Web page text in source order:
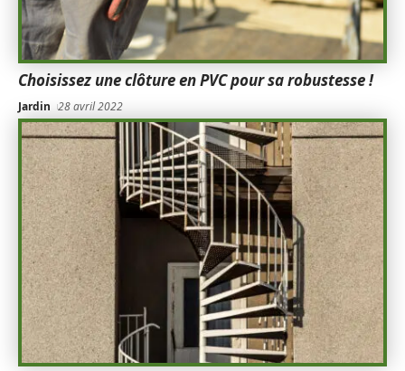
Choisissez une clôture en PVC pour sa robustesse !
Jardin 28 avril 2022